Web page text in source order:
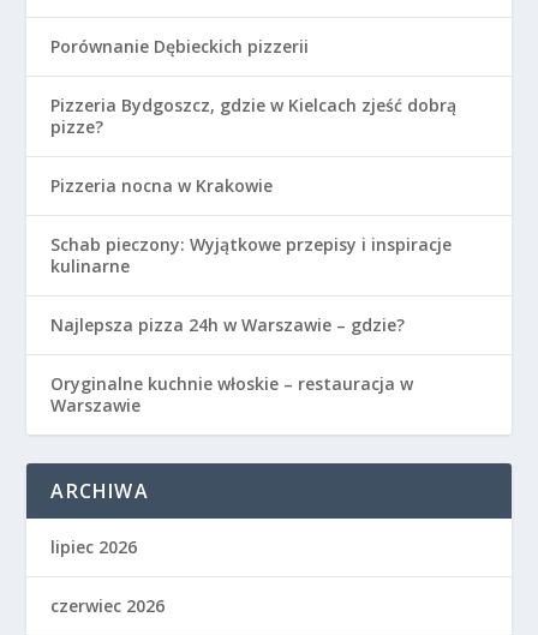
Porównanie Dębieckich pizzerii
Pizzeria Bydgoszcz, gdzie w Kielcach zjeść dobrą
pizze?
Pizzeria nocna w Krakowie
Schab pieczony: Wyjątkowe przepisy i inspiracje
kulinarne
Najlepsza pizza 24h w Warszawie – gdzie?
Oryginalne kuchnie włoskie – restauracja w
Warszawie
ARCHIWA
lipiec 2026
czerwiec 2026